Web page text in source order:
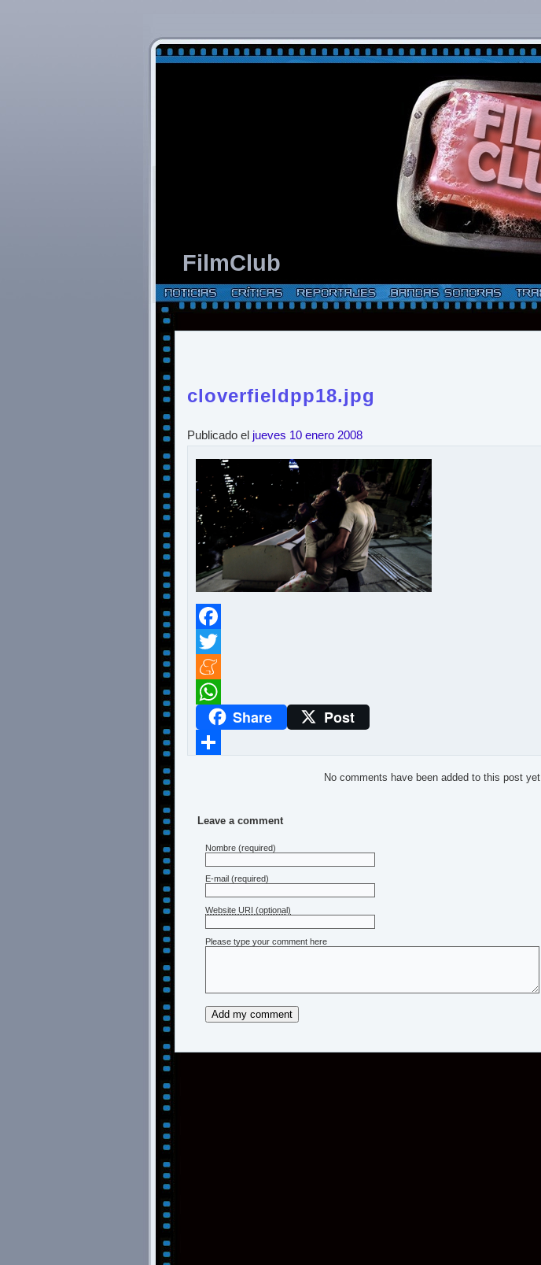
FilmClub
cloverfieldpp18.jpg
Publicado el jueves 10 enero 2008
Facebook
Twitter
Meneame
WhatsAppShare Post
No comments have been added to this post yet.
Leave a comment
Nombre (required)
E-mail (required)
Website URI (optional)
Please type your comment here